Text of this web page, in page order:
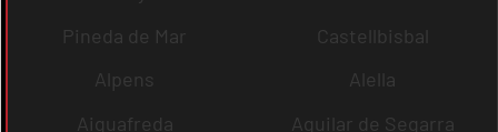
Pineda de Mar
Castellbisbal
Alpens
Alella
Aiguafreda
Aguilar de Segarra